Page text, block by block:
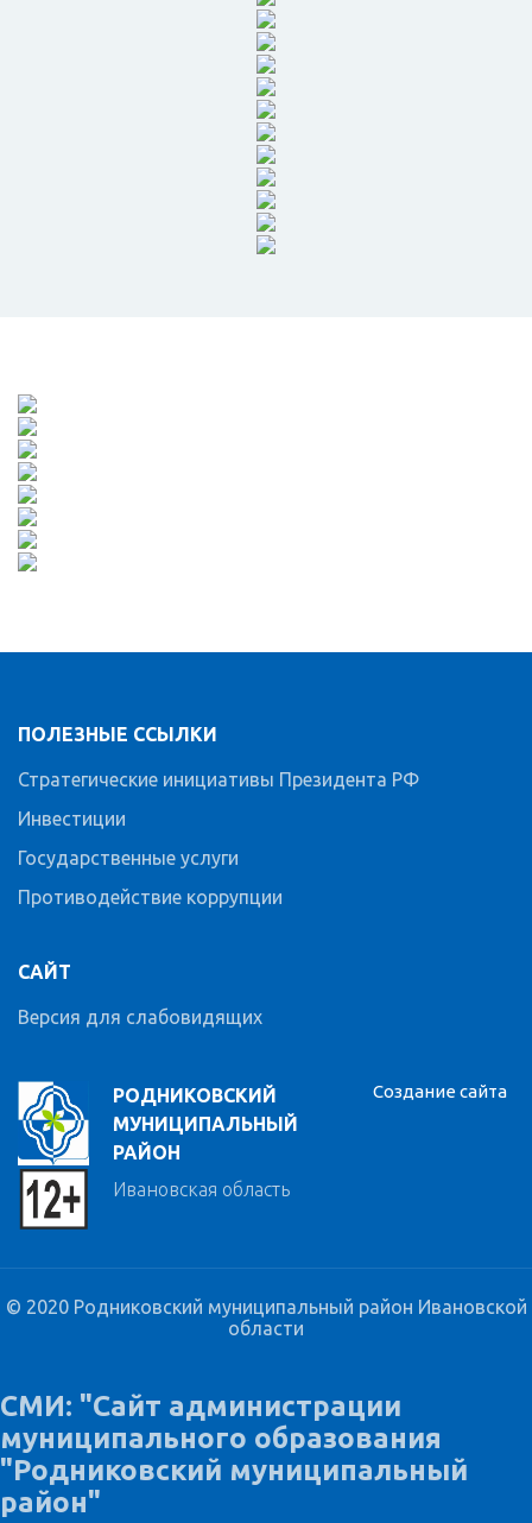
РОДНИКОВСКИЙ
МУНИЦИПАЛЬНЫЙ
РАЙОН
Ивановская область
ПОЛЕЗНЫЕ ССЫЛКИ
Стратегические инициативы Президента РФ
Инвестиции
Государственные услуги
Противодействие коррупции
САЙТ
Версия для слабовидящих
Создание сайта
© 2020 Родниковский муниципальный район Ивановской
области
СМИ: "Сайт администрации
муниципального образования
"Родниковский муниципальный
район"